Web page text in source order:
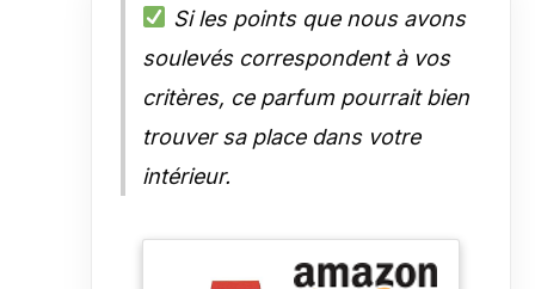
Si les points que nous avons
soulevés correspondent à vos
critères, ce parfum pourrait bien
trouver sa place dans votre
intérieur.